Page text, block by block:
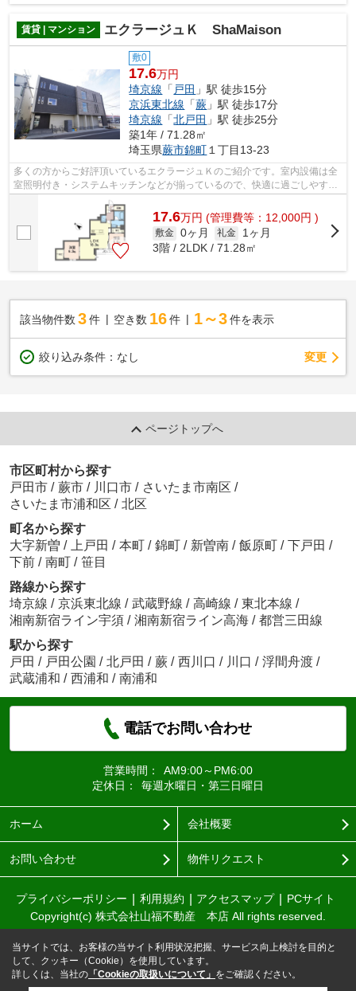
賃貸 | マンション エクラージュＫ ShaMaison
敷0
17.6万円
埼京線 「 戸田 」駅 徒歩15分
京浜東北線 「蕨 」駅 徒歩17分
埼京線 「北戸田 」駅 徒歩25分
築1年 / 71.28㎡
埼玉県蕨市錦町 １丁目13-23
多くの方からご好評頂いているエクラージュＫのご紹介です。室内設備は全
室照明付き・システムキッチンなどが揃っているので、快適に過ごしやすい
お部屋になります。まさに建設中なの...
17.6万円 (管理費等：12,000円 )
敷金 0ヶ月 礼金
1ヶ月
3階 / 2LDK / 71.28㎡
該当物件数 3件 空き数 16 件 1～3 件を表示
絞り込み条件： なし 変更
ページトップへ
市区町村から探す
戸田市 / 蕨市 / 川口市 / さいたま市南区 /
さいたま市浦和区 / 北区
町名から探す
大字新曽 / 上戸田 / 本町 / 錦町 / 新曽南 / 飯原町 / 下戸田 /
下前 / 南町 / 笹目
路線から探す
埼京線 / 京浜東北線 / 武蔵野線 / 高崎線 / 東北本線 /
湘南新宿ライン宇須 / 湘南新宿ライン高海 / 都営三田線
駅から探す
戸田 / 戸田公園 / 北戸田 / 蕨 / 西川口 / 川口 / 浮間舟渡 /
武蔵浦和 / 西浦和 / 南浦和
電話でお問い合わせ
営業時間：
AM9:00～PM6:00
定休日：
毎週水曜日・第三日曜日
ホーム 会社概要
お問い合わせ 物件リクエスト
プライバシーポリシー 利用規約 アクセスマップ
PCサイト
Copyright(c) 株式会社山福不動産 本店 All rights reserved.
当サイトでは、お客様の当サイト利用状況把握、サービス向上検討を目的と
して、クッキー（Cookie）を使用しています。
詳しくは、当社の 「Cookieの取扱いについて」 をご確認ください。